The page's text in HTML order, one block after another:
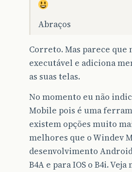
Abraços
Correto. Mas parece que
executável e adiciona
as suas telas.
No momento eu não
Mobile pois é uma
existem opções muito
melhores que o Windev
desenvolvimento
B4A e para IOS o B4i. Veja